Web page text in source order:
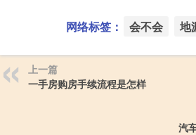
网络标签： 会不会 地
上一篇
一手房购房手续流程是怎样
汽